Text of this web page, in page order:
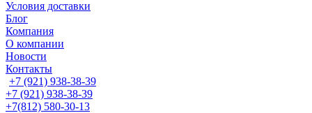
Условия доставки
Блог
Компания
О компании
Новости
Контакты
+7 (921) 938-38-39
+7 (921) 938-38-39
+7(812) 580-30-13